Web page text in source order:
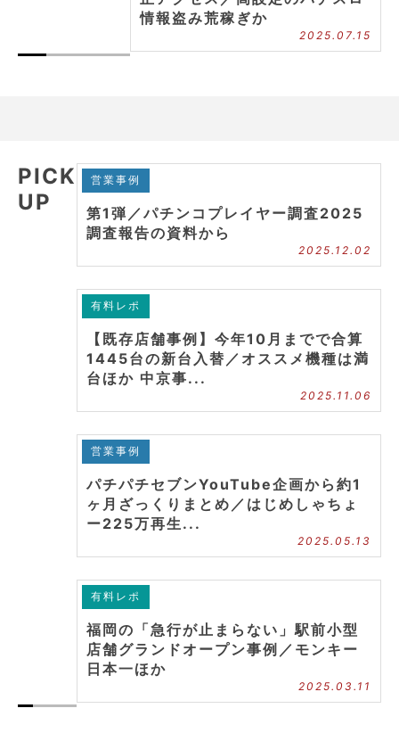
情報盗み荒稼ぎか
2025.07.15
PICK
UP
営業事例
第1弾／パチンコプレイヤー調査2025
調査報告の資料から
2025.12.02
有料レポ
【既存店舗事例】今年10月までで合算
1445台の新台入替／オススメ機種は満
台ほか 中京事...
2025.11.06
営業事例
パチパチセブンYouTube企画から約1
ヶ月ざっくりまとめ／はじめしゃちょ
ー225万再生...
2025.05.13
有料レポ
福岡の「急行が止まらない」駅前小型
店舗グランドオープン事例／モンキー
日本一ほか
2025.03.11